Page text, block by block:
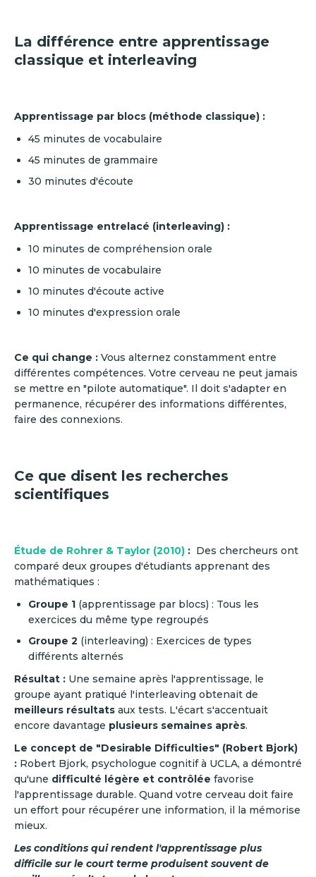
La différence entre apprentissage
classique et interleaving
Apprentissage par blocs (méthode classique) :
45 minutes de vocabulaire
45 minutes de grammaire
30 minutes d'écoute
Apprentissage entrelacé (interleaving) :
10 minutes de compréhension orale
10 minutes de vocabulaire
10 minutes d'écoute active
10 minutes d'expression orale
Ce qui change : Vous alternez constamment entre
différentes compétences. Votre cerveau ne peut jamais
se mettre en "pilote automatique". Il doit s'adapter en
permanence, récupérer des informations différentes,
faire des connexions.
Ce que disent les recherches
scientifiques
Étude de Rohrer & Taylor (2010) : Des chercheurs ont
comparé deux groupes d'étudiants apprenant des
mathématiques :
Groupe 1 (apprentissage par blocs) : Tous les
exercices du même type regroupés
Groupe 2 (interleaving) : Exercices de types
différents alternés
Résultat : Une semaine après l'apprentissage, le
groupe ayant pratiqué l'interleaving obtenait de
meilleurs résultats aux tests. L'écart s'accentuait
encore davantage plusieurs semaines après.
Le concept de "Desirable Difficulties" (Robert Bjork)
: Robert Bjork, psychologue cognitif à UCLA, a démontré
qu'une difficulté légère et contrôlée favorise
l'apprentissage durable. Quand votre cerveau doit faire
un effort pour récupérer une information, il la mémorise
mieux.
Les conditions qui rendent l'apprentissage plus
difficile sur le court terme produisent souvent de